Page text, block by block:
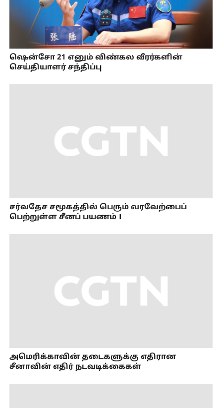
ஷென்சோ 21 எனும் விண்கல வீரர்களின்
செய்தியாளர் சந்திப்பு
சர்வதேச சமூகத்தில் பெரும் வரவேற்பைப்
பெற்றுள்ள சீனப் பயணம்！
அமெரிக்காவின் தடைகளுக்கு எதிரான
சீனாவின் எதிர் நடவடிக்கைகள்